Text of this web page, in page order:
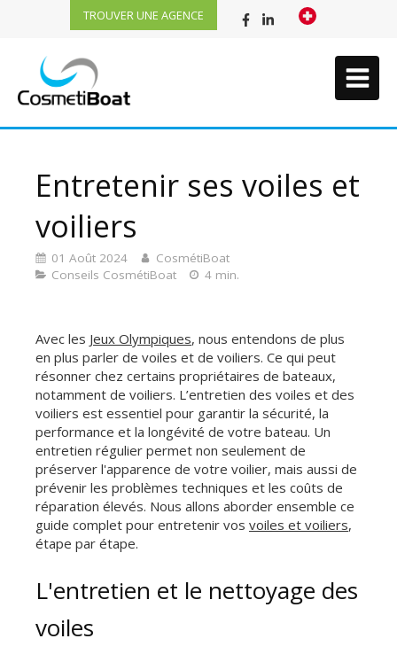
TROUVER UNE AGENCE
Entretenir ses voiles et
voiliers
01 Août 2024
CosmétiBoat
Conseils CosmétiBoat
4 min.
Avec les Jeux Olympiques, nous entendons de plus
en plus parler de voiles et de voiliers. Ce qui peut
résonner chez certains propriétaires de bateaux,
notamment de voiliers. L’entretien des voiles et des
voiliers est essentiel pour garantir la sécurité, la
performance et la longévité de votre bateau. Un
entretien régulier permet non seulement de
préserver l'apparence de votre voilier, mais aussi de
prévenir les problèmes techniques et les coûts de
réparation élevés. Nous allons aborder ensemble ce
guide complet pour entretenir vos voiles et voiliers,
étape par étape.
L'entretien et le nettoyage des
voiles